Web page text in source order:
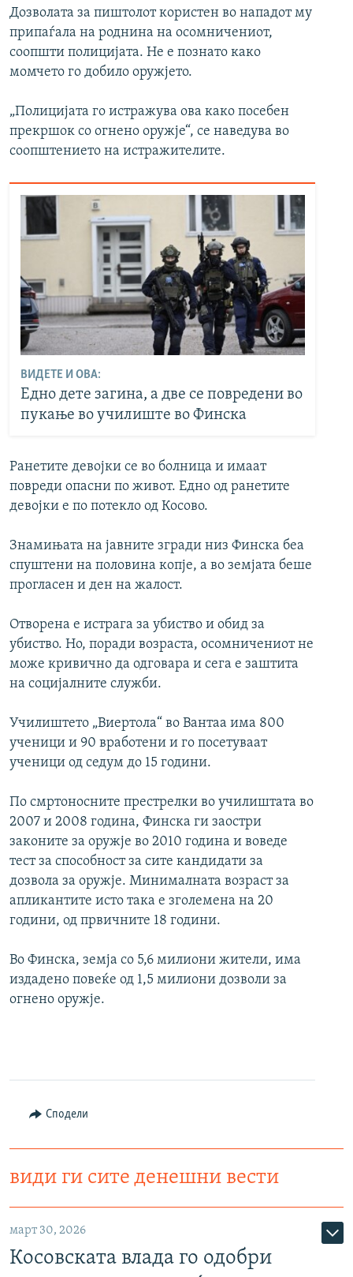
Дозволата за пиштолот користен во нападот му
припаѓала на роднина на осомничениот,
соопшти полицијата. Не е познато како
момчето го добило оружјето.
„Полицијата го истражува ова како посебен
прекршок со огнено оружје“, се наведува во
соопштението на истражителите.
ВИДЕТЕ И ОВА:
Едно дете загина, а две се повредени во
пукање во училиште во Финска
Ранетите девојки се во болница и имаат
повреди опасни по живот. Едно од ранетите
девојки е по потекло од Косово.
Знамињата на јавните згради низ Финска беа
спуштени на половина копје, а во земјата беше
прогласен и ден на жалост.
Отворена е истрага за убиство и обид за
убиство. Но, поради возраста, осомничениот не
може кривично да одговара и сега е заштита
на социјалните служби.
Училиштето „Виертола“ во Вантаа има 800
ученици и 90 вработени и го посетуваат
ученици од седум до 15 години.
По смртоносните престрелки во училиштата во
2007 и 2008 година, Финска ги заостри
законите за оружје во 2010 година и воведе
тест за способност за сите кандидати за
дозвола за оружје. Минималната возраст за
апликантите исто така е зголемена на 20
години, од првичните 18 години.
Во Финска, земја со 5,6 милиони жители, има
издадено повеќе од 1,5 милиони дозволи за
огнено оружје.
Сподели
види ги сите денешни вести
март 30, 2026
Косовската влада го одобри